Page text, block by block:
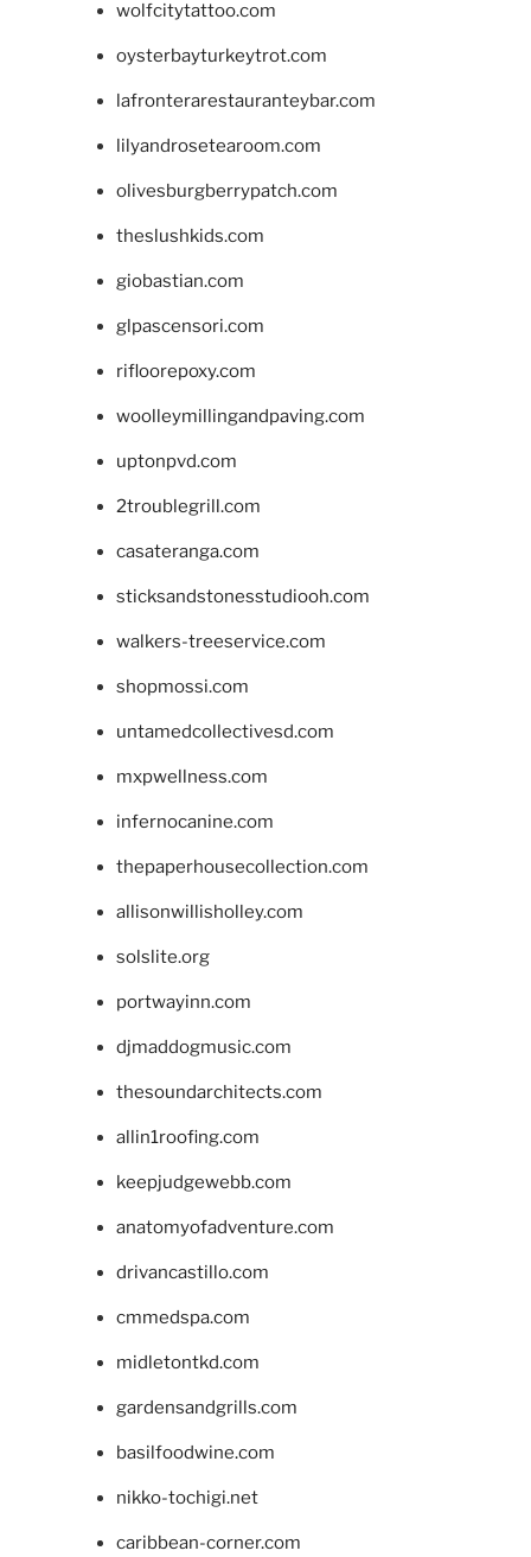
wolfcitytattoo.com
oysterbayturkeytrot.com
lafronterarestauranteybar.com
lilyandrosetearoom.com
olivesburgberrypatch.com
theslushkids.com
giobastian.com
glpascensori.com
rifloorepoxy.com
woolleymillingandpaving.com
uptonpvd.com
2troublegrill.com
casateranga.com
sticksandstonesstudiooh.com
walkers-treeservice.com
shopmossi.com
untamedcollectivesd.com
mxpwellness.com
infernocanine.com
thepaperhousecollection.com
allisonwillisholley.com
solslite.org
portwayinn.com
djmaddogmusic.com
thesoundarchitects.com
allin1roofing.com
keepjudgewebb.com
anatomyofadventure.com
drivancastillo.com
cmmedspa.com
midletontkd.com
gardensandgrills.com
basilfoodwine.com
nikko-tochigi.net
caribbean-corner.com